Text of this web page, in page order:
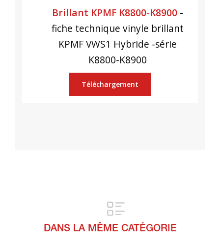
Brillant KPMF K8800-K8900-
fiche technique vinyle brillant
KPMF VWS1 Hybride -série
K8800-K8900
Téléchargement
DANS LA MÊME CATÉGORIE